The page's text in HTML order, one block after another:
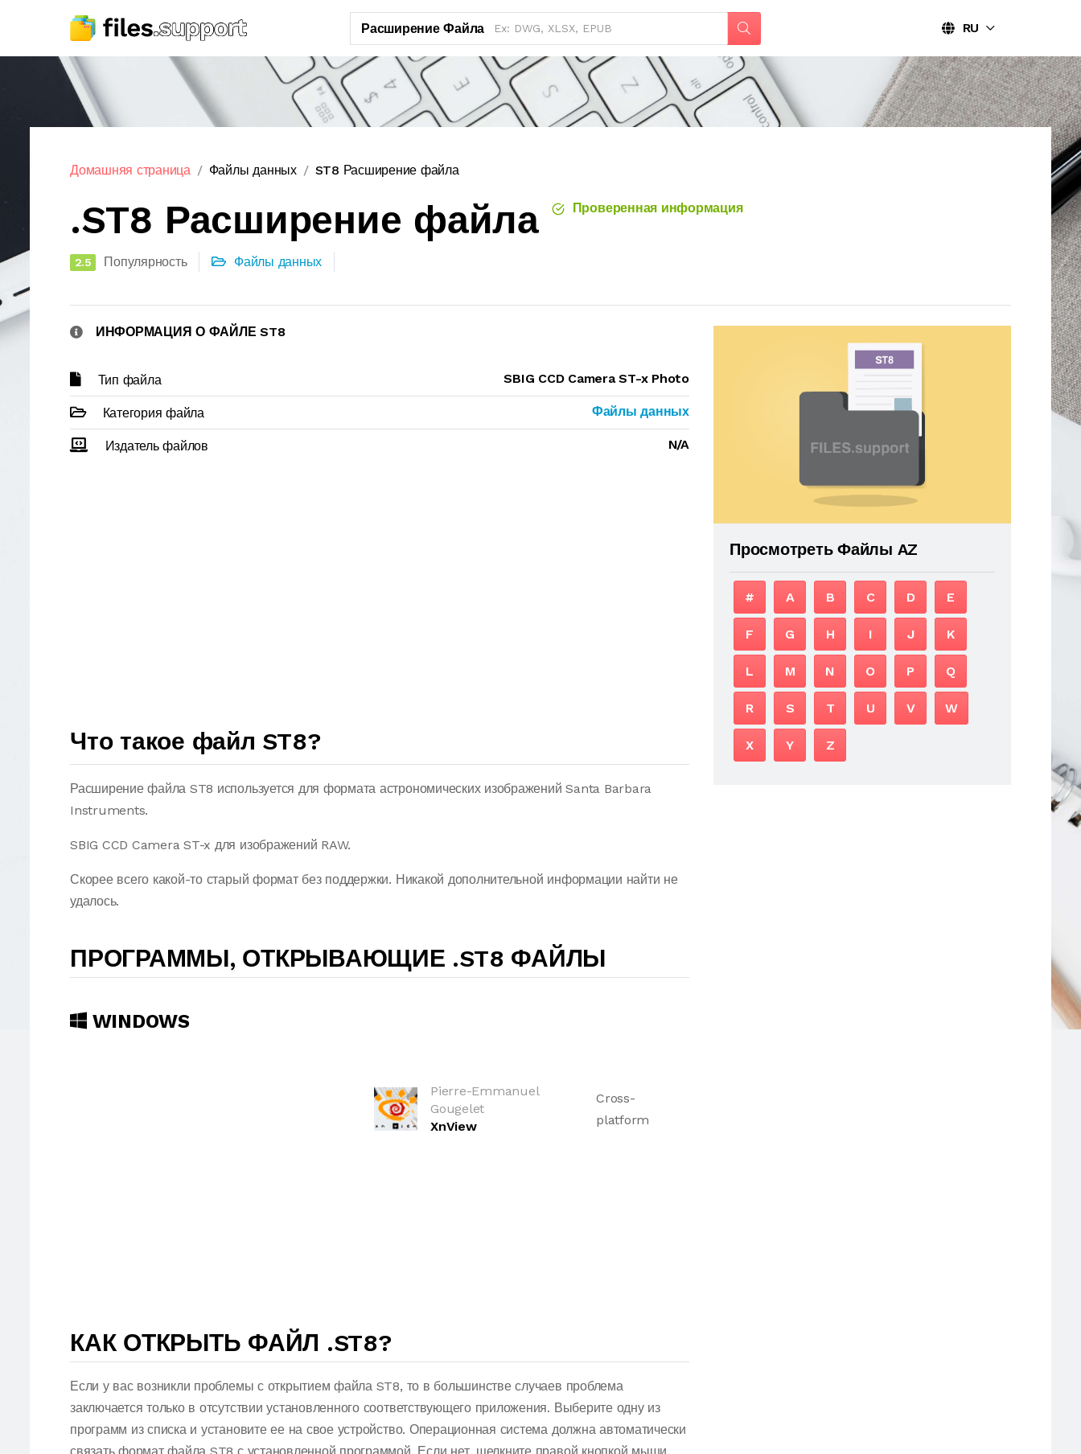
Расширение Файла RU
Домашняя страница Файлы данных ST8 Расширение файла
.ST8 Расширение файла Проверенная информация
2.5 Популярность Файлы данных
ИНФОРМАЦИЯ О ФАЙЛЕ ST8
Тип файла SBIG CCD Camera ST-x Photo
Категория файла Файлы данных
Издатель файлов N/A
Что такое файл ST8?
Расширение файла ST8 используется для формата астрономических изображений Santa Barbara
Instruments.
SBIG CCD Camera ST-x для изображений RAW.
Скорее всего какой-то старый формат без поддержки. Никакой дополнительной информации найти не
удалось.
ПРОГРАММЫ, ОТКРЫВАЮЩИЕ .ST8 ФАЙЛЫ
WINDOWS
Pierre-Emmanuel
Gougelet
XnView
Cross-
platform
КАК ОТКРЫТЬ ФАЙЛ .ST8?
Если у вас возникли проблемы с открытием файла ST8, то в большинстве случаев проблема
заключается только в отсутствии установленного соответствующего приложения. Выберите одну из
программ из списка и установите ее на свое устройство. Операционная система должна автоматически
Просмотреть Файлы AZ
# A B C D E
F G H I J K
L M N O P Q
R S T U V W
X Y Z